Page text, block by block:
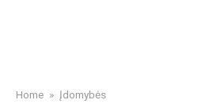
Home » Įdomybės